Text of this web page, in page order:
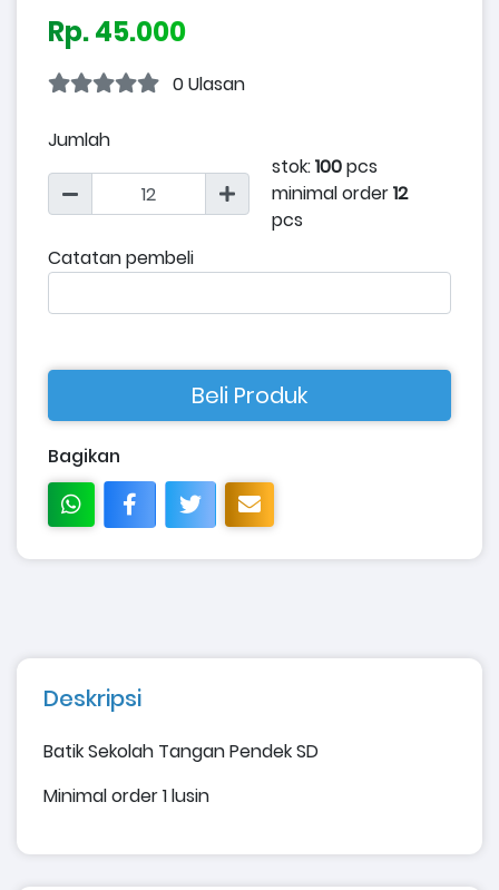
Rp. 45.000
0 Ulasan
Jumlah
stok:100pcs
minimal order12
pcs
Catatan pembeli
Beli Produk
Bagikan
Deskripsi
Batik Sekolah Tangan Pendek SD
Minimal order 1 lusin